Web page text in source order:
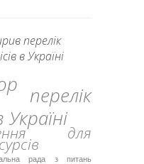
перелік
в Україні
Україні
для
рада з питань